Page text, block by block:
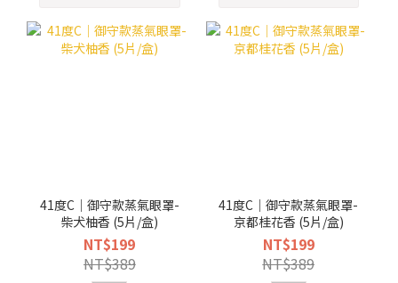
41度C｜御守款蒸氣眼罩-
柴犬柚香 (5片/盒)
NT$199
NT$389
41度C｜御守款蒸氣眼罩-
京都桂花香 (5片/盒)
NT$199
NT$389